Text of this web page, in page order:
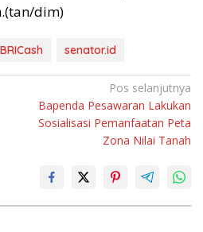
dim)
BRICash senator.id
Pos selanjutnya
Bapenda Pesawaran Lakukan
Sosialisasi Pemanfaatan Peta
Zona Nilai Tanah